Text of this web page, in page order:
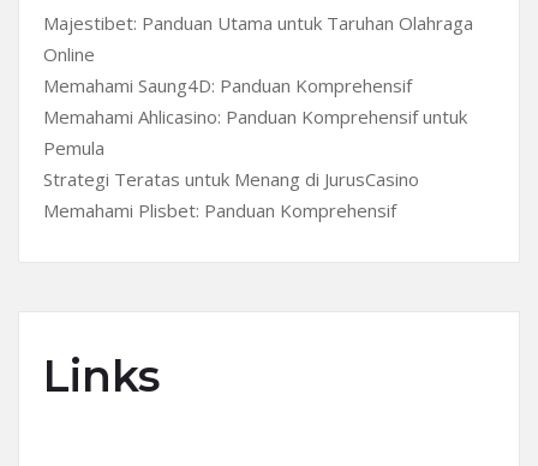
Majestibet: Panduan Utama untuk Taruhan Olahraga
Online
Memahami Saung4D: Panduan Komprehensif
Memahami Ahlicasino: Panduan Komprehensif untuk
Pemula
Strategi Teratas untuk Menang di JurusCasino
Memahami Plisbet: Panduan Komprehensif
Links